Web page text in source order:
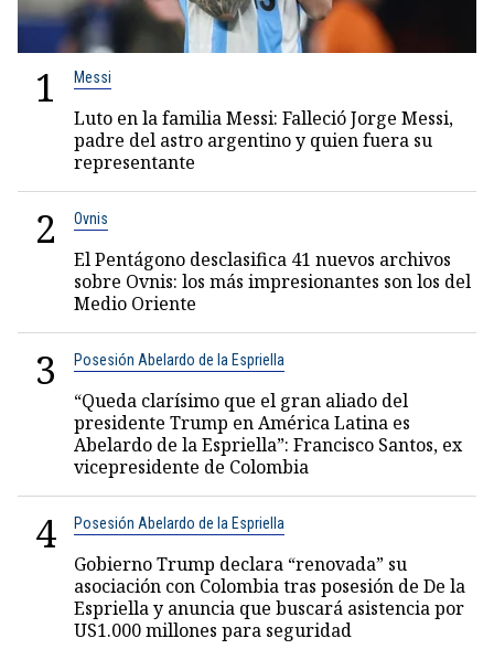
1 Messi
Luto en la familia Messi: Falleció Jorge Messi,
padre del astro argentino y quien fuera su
representante
2 Ovnis
El Pentágono desclasifica 41 nuevos archivos
sobre Ovnis: los más impresionantes son los del
Medio Oriente
3 Posesión Abelardo de la Espriella
“Queda clarísimo que el gran aliado del
presidente Trump en América Latina es
Abelardo de la Espriella”: Francisco Santos, ex
vicepresidente de Colombia
4 Posesión Abelardo de la Espriella
Gobierno Trump declara “renovada” su
asociación con Colombia tras posesión de De la
Espriella y anuncia que buscará asistencia por
US1.000 millones para seguridad